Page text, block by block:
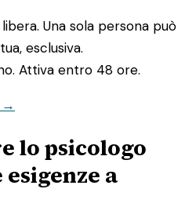
Una sola persona può
esclusiva.
Attiva entro 48 ore.
→
lo psicologo
a